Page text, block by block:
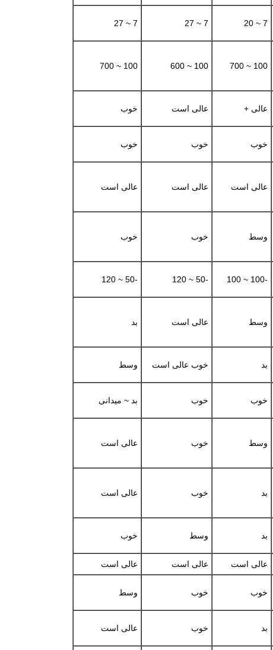
7 ~ 20
7 ~ 27
7 ~ 27
100 ~ 700
100 ~ 600
100 ~ 700
عالی + عالی است خوب
خوب خوب خوب
عالی است عالی است عالی است
وسط خوب خوب
-100 ~ 100
-50 ~ 120
-50 ~ 120
وسط عالی است بد
بد خوب عالی است وسط
خوب خوب بد ~ میدانی
وسط خوب عالی است
بد خوب عالی است
بد وسط خوب
عالی است عالی است عالی است
خوب خوب وسط
بد خوب عالی است